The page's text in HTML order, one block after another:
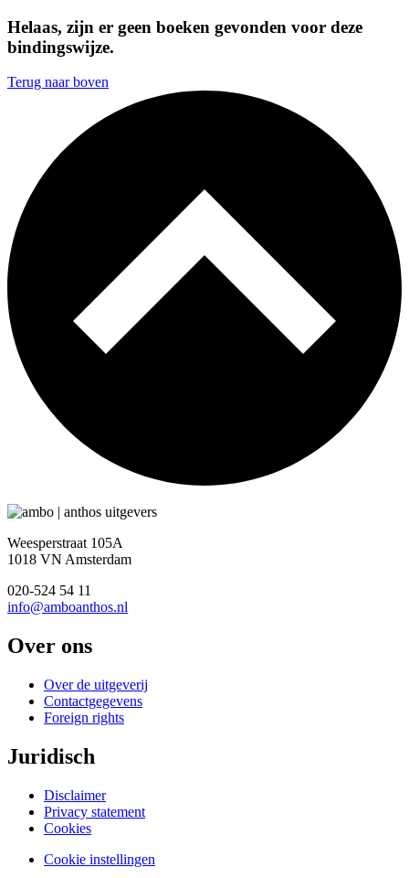
Helaas, zijn er geen boeken gevonden voor deze
bindingswijze.
Terug naar boven
Weesperstraat 105A
1018 VN Amsterdam
020-524 54 11
info@amboanthos.nl
Over ons
Over de uitgeverij
Contactgegevens
Foreign rights
Juridisch
Disclaimer
Privacy statement
Cookies
Cookie instellingen